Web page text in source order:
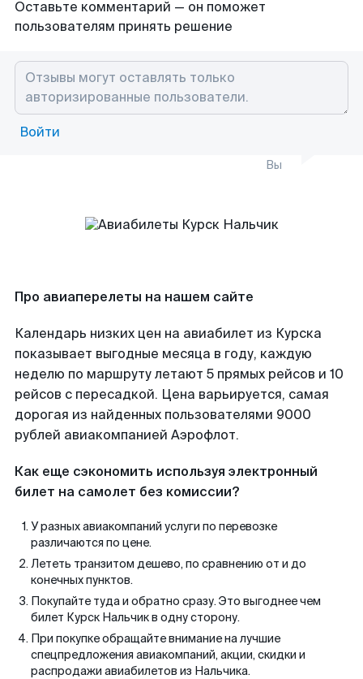
Оставьте комментарий — он поможет
пользователям принять решение
Войти
Вы
Про авиаперелеты на нашем сайте
Календарь низких цен на авиабилет из Курска
показывает выгодные месяца в году, каждую
неделю по маршруту летают 5 прямых рейсов и 10
рейсов с пересадкой. Цена варьируется, самая
дорогая из найденных пользователями 9000
рублей авиакомпанией Аэрофлот.
Как еще сэкономить используя электронный
билет на самолет без комиссии?
У разных авиакомпаний услуги по перевозке
различаются по цене.
Лететь транзитом дешево, по сравнению от и до
конечных пунктов.
Покупайте туда и обратно сразу. Это выгоднее чем
билет Курск Нальчик в одну сторону.
При покупке обращайте внимание на лучшие
спецпредложения авиакомпаний, акции, скидки и
распродажи авиабилетов из Нальчика.